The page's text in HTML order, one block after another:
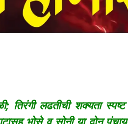
लढतीची शक्यता
भोसे व सोनी या दोन